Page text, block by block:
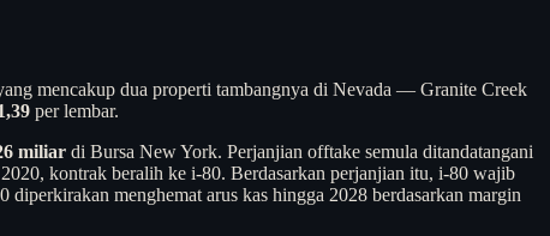
mencakup dua properti tambangnya di Nevada — Granite Creek
per lembar.
miliar di Bursa New York. Perjanjian offtake semula ditandatangani
kontrak beralih ke i-80. Berdasarkan perjanjian itu, i-80 wajib
menghemat arus kas hingga 2028 berdasarkan margin